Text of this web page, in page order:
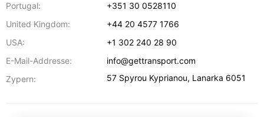
Portugal:
+351 30 0528110
United Kingdom:
+44 20 4577 1766
USA:
+1 302 240 28 90
E-Mail-Addresse:
info@gettransport.com
Zypern:
57 Spyrou Kyprianou, Lanarka 6051